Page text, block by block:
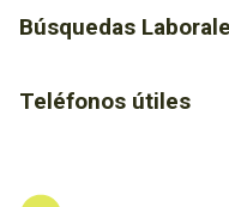
Búsquedas
Teléfonos útiles